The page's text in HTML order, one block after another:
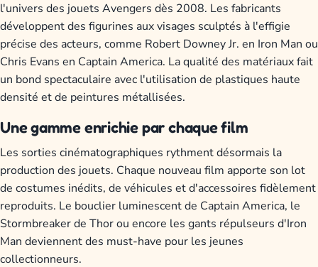
l'univers des jouets Avengers dès 2008. Les fabricants
développent des figurines aux visages sculptés à l'effigie
précise des acteurs, comme Robert Downey Jr. en Iron Man ou
Chris Evans en Captain America. La qualité des matériaux fait
un bond spectaculaire avec l'utilisation de plastiques haute
densité et de peintures métallisées.
Une gamme enrichie par chaque film
Les sorties cinématographiques rythment désormais la
production des jouets. Chaque nouveau film apporte son lot
de costumes inédits, de véhicules et d'accessoires fidèlement
reproduits. Le bouclier luminescent de Captain America, le
Stormbreaker de Thor ou encore les gants répulseurs d'Iron
Man deviennent des must-have pour les jeunes
collectionneurs.